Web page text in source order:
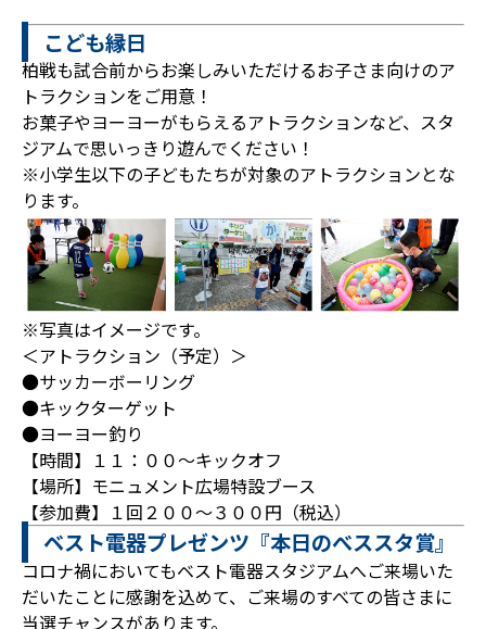
こども縁日
柏戦も試合前からお楽しみいただけるお子さま向けのア
トラクションをご用意！
お菓子やヨーヨーがもらえるアトラクションなど、スタ
ジアムで思いっきり遊んでください！
※小学生以下の子どもたちが対象のアトラクションとな
ります。
※写真はイメージです。
＜アトラクション（予定）＞
●サッカーボーリング
●キックターゲット
●ヨーヨー釣り
【時間】１１：００～キックオフ
【場所】モニュメント広場特設ブース
【参加費】１回２００～３００円（税込）
ベスト電器プレゼンツ『本日のべススタ賞』
コロナ禍においてもベスト電器スタジアムへご来場いた
だいたことに感謝を込めて、ご来場のすべての皆さまに
当選チャンスがあります。